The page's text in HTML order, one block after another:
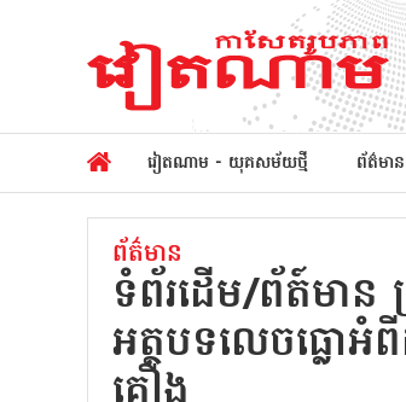
វៀតណាម - យុគសម័យថ្មី ព័ត៌មាន
ព័ត៌មាន
ទំព័រ​ដើម/ព័ត៍មាន
អត្ថបទលេចធ្លោ